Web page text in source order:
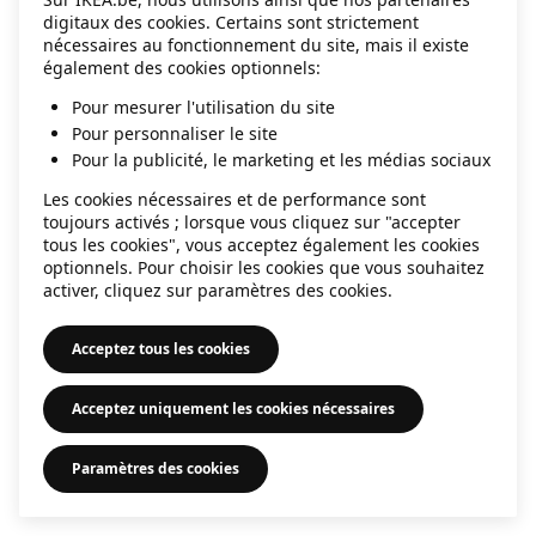
information).
digitaux des cookies. Certains sont strictement
nécessaires au fonctionnement du site, mais il existe
également des cookies optionnels:
Pour mesurer l'utilisation du site
Pour personnaliser le site
Pour la publicité, le marketing et les médias sociaux
Les cookies nécessaires et de performance sont
toujours activés ; lorsque vous cliquez sur "accepter
tous les cookies", vous acceptez également les cookies
optionnels. Pour choisir les cookies que vous souhaitez
activer, cliquez sur paramètres des cookies.
Acceptez tous les cookies
Acceptez uniquement les cookies nécessaires
Paramètres des cookies